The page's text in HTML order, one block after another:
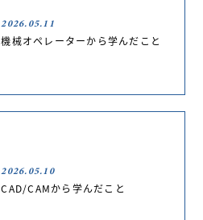
2026.05.11
機械オペレーターから学んだこと
2026.05.10
CAD/CAMから学んだこと